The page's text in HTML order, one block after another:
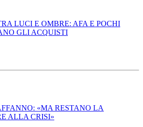
LUCI E OMBRE: AFA E POCHI
GLI ACQUISTI
«MA RESTANO LA
ALLA CRISI»